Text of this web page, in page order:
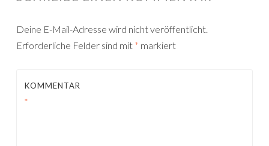
Deine E-Mail-Adresse wird nicht veröffentlicht.
Erforderliche Felder sind mit * markiert
KOMMENTAR
*